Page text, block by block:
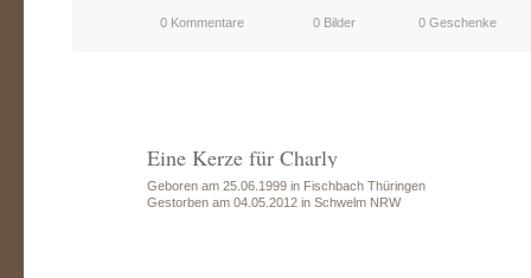
0 Kommentare 0 Bilder 0 Geschenke
Eine Kerze für Charly
Geboren am 25.06.1999 in Fischbach Thüringen
Gestorben am 04.05.2012 in Schwelm NRW